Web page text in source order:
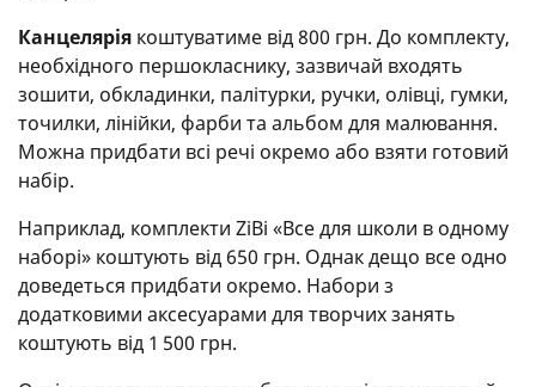
Канцелярія коштуватиме від 800 грн. До комплекту,
необхідного першокласнику, зазвичай входять
зошити, обкладинки, палітурки, ручки, олівці, гумки,
точилки, лінійки, фарби та альбом для малювання.
Можна придбати всі речі окремо або взяти готовий
набір.
Наприклад, комплекти ZiBi «Все для школи в одному
наборі» коштують від 650 грн. Однак дещо все одно
доведеться придбати окремо. Набори з
додатковими аксесуарами для творчих занять
коштують від 1 500 грн.